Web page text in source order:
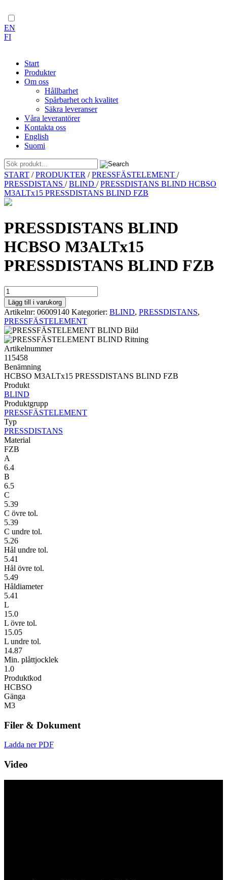
EN
FI
Start
Produkter
Om oss
Hållbarhet
Spårbarhet och kvalitet
Säkra leveranser
Våra leverantörer
Kontakta oss
English
Suomi
Skip
to
content
START /PRODUKTER /PRESSFÄSTELEMENT /
PRESSDISTANS /BLIND /PRESSDISTANS BLIND HCBSO
M3ALTx15 PRESSDISTANS BLIND FZB
PRESSDISTANS BLIND
HCBSO M3ALTx15
PRESSDISTANS BLIND FZB
PRESSDISTANS
BLIND
HCBSO
M3ALTx15
PRESSDISTANS
BLIND
FZB
mängd
Lägg till i varukorg
Artikelnr: 06009140 Kategorier: BLIND, PRESSDISTANS,
PRESSFÄSTELEMENT
Artikelnummer
115458
Benämning
HCBSO M3ALTx15 PRESSDISTANS BLIND FZB
Produkt
BLIND
Produktgrupp
PRESSFÄSTELEMENT
Typ
PRESSDISTANS
Material
FZB
A
6.4
B
6.5
C
5.39
C övre tol.
5.39
C undre tol.
5.26
Hål undre tol.
5.41
Hål övre tol.
5.49
Håldiameter
5.41
L
15.0
L övre tol.
15.05
L undre tol.
14.87
Min. plåttjocklek
1.0
Produktkod
HCBSO
Gänga
M3
Filer & Dokument
Ladda ner PDF
Video